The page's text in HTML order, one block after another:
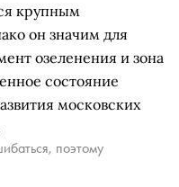
крупным
он значим для
озеленения и зона
состояние
московских
поэтому